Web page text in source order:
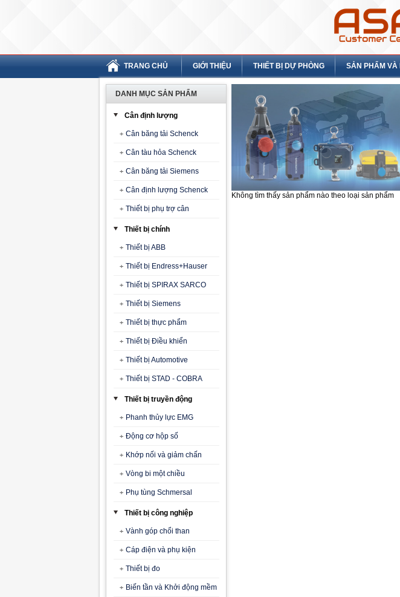
TRANG CHỦ GIỚI THIỆU THIẾT BỊ DỰ PHÒNG SẢN PHẨM VÀ
DANH MỤC SẢN PHẨM
Cân định lượng
Cân băng tải Schenck
Cân tàu hỏa Schenck
Cân băng tải Siemens
Cân định lượng Schenck
Thiết bị phụ trợ cân
Thiết bị chính
Thiết bị ABB
Thiết bị Endress+Hauser
Thiết bị SPIRAX SARCO
Thiết bị Siemens
Thiết bị thực phẩm
Thiết bị Điều khiển
Thiết bị Automotive
Thiết bị STAD - COBRA
Thiết bị truyền động
Phanh thủy lực EMG
Động cơ hộp số
Khớp nối và giảm chấn
Vòng bi một chiều
Phụ tùng Schmersal
Thiết bị công nghiệp
Vành góp chổi than
Cáp điện và phụ kiện
Thiết bị đo
Biến tần và Khởi động mềm
Không tìm thấy sản phẩm nào theo loại sản phẩm